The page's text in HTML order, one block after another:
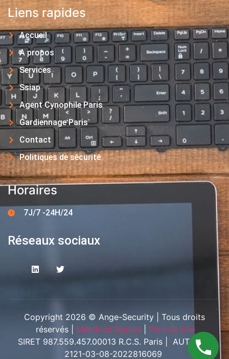
Liens rapides
Accueil
A propos
Services
Ssiap
Agent Cynophile Paris
Gardiennage Paris
Contact
Politiques de sécurité
Horaires
7J/7 -24H/24
Réseaux sociaux
Copyright 2026 © Ange-Security | Tous droits
réservés | Mentions légales| Plan de site
SIRET 987.559.457.00013 R.C.S. Paris | AUT-094-
2121-03-08-2022816069